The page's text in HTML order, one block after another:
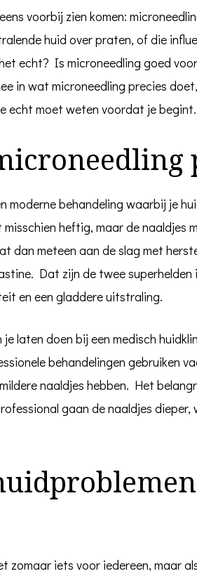
voorbij zien komen:
huid over praten, of die
echt? Is microneedling goed
in wat microneedling precies
echt moet weten voordat je begint.
moderne behandeling waarbij je
heftig, maar de naaldjes
dan meteen aan de slag met
Dat zijn de twee superhelden
en een gladdere uitstraling.
je laten doen bij een medisch
behandelingen gebruiken
naaldjes hebben. Het
gaan de naaldjes
zomaar iets voor iedereen, maar